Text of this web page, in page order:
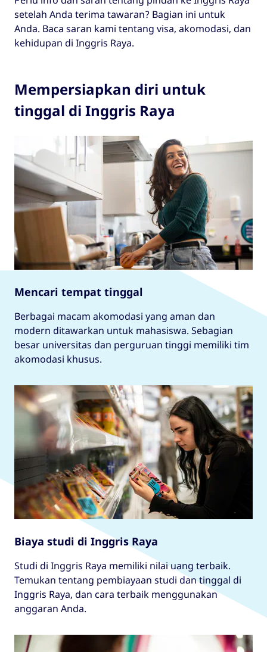
setelah Anda terima tawaran? Bagian ini untuk
Anda. Baca saran kami tentang visa, akomodasi, dan
kehidupan di Inggris Raya.
Mempersiapkan diri untuk
tinggal di Inggris Raya
Mencari tempat tinggal
Berbagai macam akomodasi yang aman dan
modern ditawarkan untuk mahasiswa. Sebagian
besar universitas dan perguruan tinggi memiliki tim
akomodasi khusus.
Biaya studi di Inggris Raya
Studi di Inggris Raya memiliki nilai uang terbaik.
Temukan tentang pembiayaan studi dan tinggal di
Inggris Raya, dan cara terbaik menggunakan
anggaran Anda.